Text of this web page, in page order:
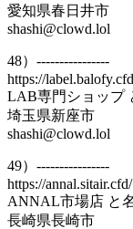
愛知県春日井市
shashi@clowd.lol
48）----------------
https://
LAB専門ショップ
埼玉県新座市
shashi@clowd.lol
49）----------------
https://annal.sitair.cfd/
ANNAL市場店 と
長崎県長崎市